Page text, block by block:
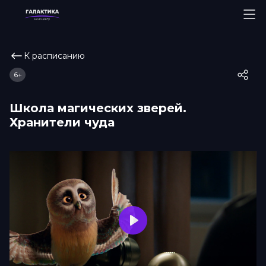
К расписанию
Школа магических зверей.
Хранители чуда
6+
Play